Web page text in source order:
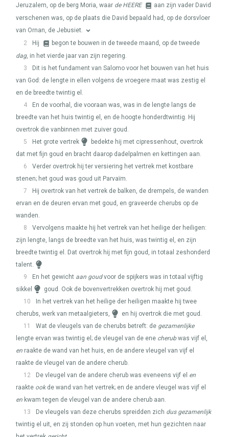
Jeruzalem, op de berg Moria, waar de HEERE
aan zijn vader David
verschenen was, op de plaats die David bepaald had, op de dorsvloer
van Ornan, de Jebusiet.
2
Hij
begon te bouwen in de tweede maand, op de tweede
dag, in het vierde jaar van zijn regering.
3
Dit is het fundament van Salomo voor het bouwen van het huis
van God: de lengte in ellen volgens de vroegere maat was zestig el
en de breedte twintig el.
4
En de voorhal, die vooraan was, was in de lengte langs de
breedte van het huis twintig el, en de hoogte honderdtwintig. Hij
overtrok die vanbinnen met zuiver goud.
5
Het grote vertrek
bedekte hij met cipressenhout, overtrok
dat met fijn goud en bracht daarop dadelpalmen en kettingen aan.
6
Verder overtrok hij ter versiering het vertrek met kostbare
stenen; het goud was goud uit Parvaïm.
7
Hij overtrok van het vertrek de balken, de drempels, de wanden
ervan en de deuren ervan met goud, en graveerde cherubs op de
wanden.
8
Vervolgens maakte hij het vertrek van het heilige der heiligen:
zijn lengte, langs de breedte van het huis, was twintig el, en zijn
breedte twintig el. Dat overtrok hij met fijn goud, in totaal zeshonderd
talent.
9
En het gewicht aan goudvoor de spijkers was in totaal vijftig
sikkel
goud. Ook de bovenvertrekken overtrok hij met goud.
10
In het vertrek van het heilige der heiligen maakte hij twee
cherubs, werk van metaalgieters,
en hij overtrok die met goud.
11
Wat de vleugels van de cherubs betreft: de gezamenlijke
lengte ervan was twintig el; de vleugel van de ene cherub was vijf el,
en raakte de wand van het huis, en de andere vleugel van vijf el
raakte de vleugel van de andere cherub.
12
De vleugel van de andere cherub was eveneens vijf el en
raakte ookde wand van het vertrek; en de andere vleugel was vijf el
en kwam tegen de vleugel van de andere cherub aan.
13
De vleugels van deze cherubs spreidden zich dus gezamenlijk
twintig el uit, en zij stonden op hun voeten, met hun gezichten naar